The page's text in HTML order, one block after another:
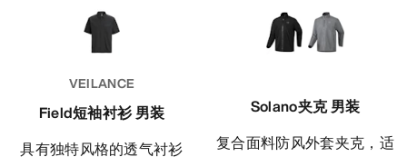
VEILANCE
Field短袖衬衫 男装
具有独特风格的透气衬衫
Solano夹克 男装
复合面料防风外套夹克，适